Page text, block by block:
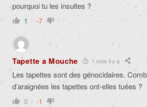
pourquoi tu les insultes ?
1 -7
Tapette a Mouche 1 mois il y a
Les tapettes sont des génocidaires.
d’araignées les tapettes ont-elles tuées ?
0 -1